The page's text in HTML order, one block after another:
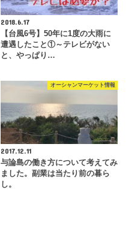
2018.6.17
【台風6号】50年に1度の大雨に
遭遇したこと①～テレビがない
と、やっぱり…
オーシャンマーケット情報
2017.12.11
与論島の働き方について考えてみ
ました。副業は当たり前の暮ら
し。